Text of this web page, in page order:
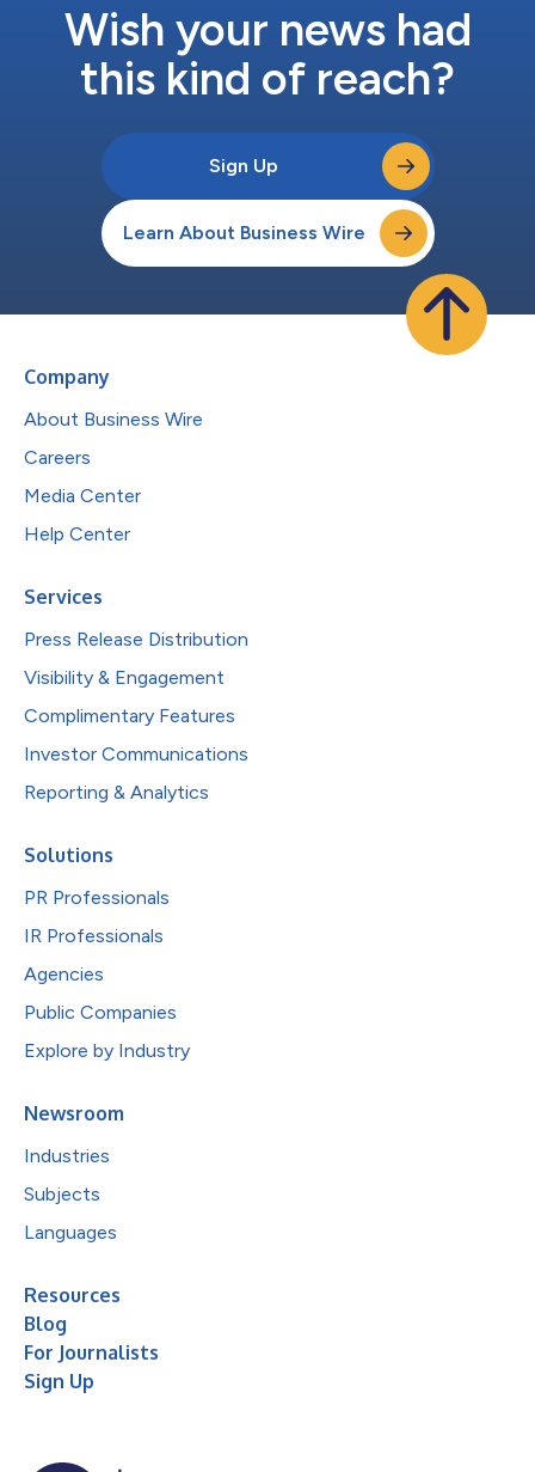
Wish your news had
this kind of reach?
Sign Up
Learn About Business Wire
Company
About Business Wire
Careers
Media Center
Help Center
Services
Press Release Distribution
Visibility & Engagement
Complimentary Features
Investor Communications
Reporting & Analytics
Solutions
PR Professionals
IR Professionals
Agencies
Public Companies
Explore by Industry
Newsroom
Industries
Subjects
Languages
Resources
Blog
For Journalists
Sign Up